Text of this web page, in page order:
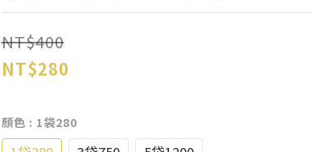
NT$400
NT$280
顏色 : 1袋280